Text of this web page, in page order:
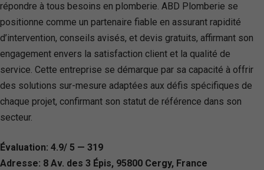
répondre à tous besoins en plomberie. ABD Plomberie se
positionne comme un partenaire fiable en assurant rapidité
d’intervention, conseils avisés, et devis gratuits, affirmant son
engagement envers la satisfaction client et la qualité de
service. Cette entreprise se démarque par sa capacité à offrir
des solutions sur-mesure adaptées aux défis spécifiques de
chaque projet, confirmant son statut de référence dans son
secteur.
Évaluation: 4.9/ 5 — 319
Adresse: 8 Av. des 3 Épis, 95800 Cergy, France